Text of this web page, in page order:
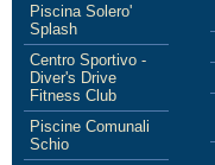
Piscina Solero'
Splash
Centro Sportivo -
Diver's Drive
Fitness Club
Piscine Comunali
Schio